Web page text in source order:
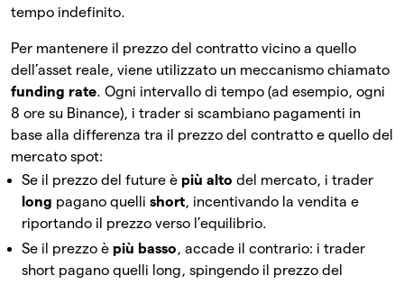
tempo indefinito.
Per mantenere il prezzo del contratto vicino a quello
dell’asset reale, viene utilizzato un meccanismo chiamato
funding rate. Ogni intervallo di tempo (ad esempio, ogni
8 ore su Binance), i trader si scambiano pagamenti in
base alla differenza tra il prezzo del contratto e quello del
mercato spot:
Se il prezzo del future è più alto del mercato, i trader
long pagano quelli short, incentivando la vendita e
riportando il prezzo verso l’equilibrio.
Se il prezzo è più basso, accade il contrario: i trader
short pagano quelli long, spingendo il prezzo del